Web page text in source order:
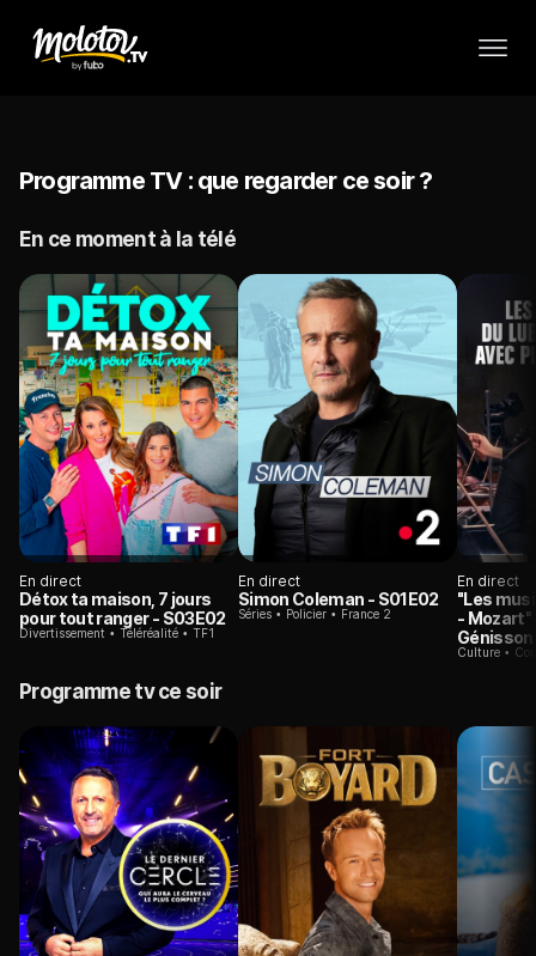
Programme TV : que regarder ce soir ?
En ce moment à la télé
En direct
Détox ta maison, 7 jours
pour tout ranger - S03E02
Divertissement Téléréalité TF1
En direct
Simon Coleman - S01E02
Séries Policier France 2
En direct
"Les
- Mozart"
Génisson
Culture
Programme tv ce soir